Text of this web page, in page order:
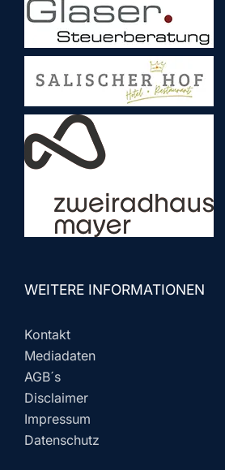
WEITERE INFORMATIONEN
Kontakt
Mediadaten
AGB´s
Disclaimer
Impressum
Datenschutz